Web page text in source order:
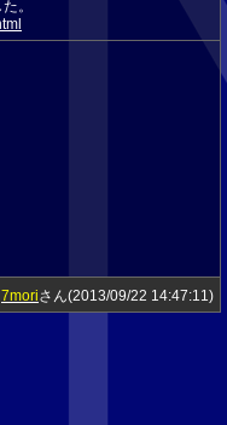
。
7moriさん(2013/09/22 14:47:11)